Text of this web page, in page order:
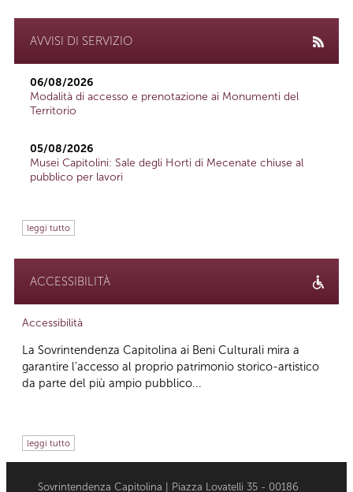
AVVISI DI SERVIZIO
06/08/2026
Modalità di accesso e prenotazione ai Monumenti del
Territorio
05/08/2026
Musei Capitolini: Sale degli Horti di Mecenate chiuse al
pubblico per lavori
leggi tutto
ACCESSIBILITÀ
Accessibilità
La Sovrintendenza Capitolina ai Beni Culturali mira a
garantire l’accesso al proprio patrimonio storico-artistico
da parte del più ampio pubblico...
leggi tutto
Sovrintendenza Capitolina | Piazza Lovatelli 35 - 00186